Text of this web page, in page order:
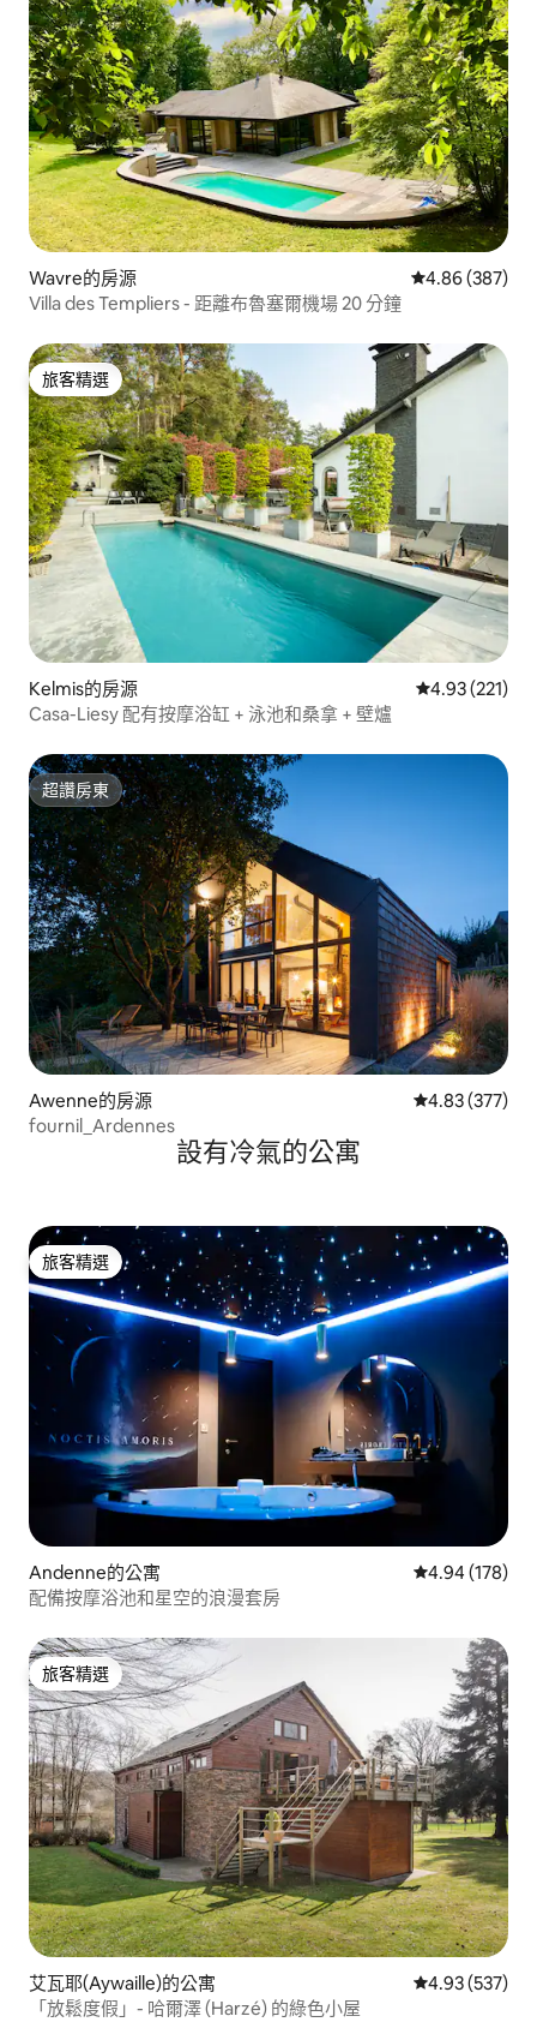
Wavre的房源 從 387 則評價
4.86 (387)
Villa des Templiers - 距離布魯塞爾機場 20 分鐘
旅客精選
旅客精選
Kelmis的房源 從 221 則評價
4.93 (221)
Casa-Liesy 配有按摩浴缸 + 泳池和桑拿 + 壁爐
超讚房東
超讚房東
Awenne的房源 從 377 則評價
4.83 (377)
fournil_Ardennes
設有冷氣的公寓
旅客精選
旅客精選
Andenne的公寓 從 178 則評價
4.94 (178)
配備按摩浴池和星空的浪漫套房
旅客精選
旅客精選
艾瓦耶(Aywaille)的公寓 從 537 則評價
4.93 (537)
「放鬆度假」- 哈爾澤 (Harzé) 的綠色小屋